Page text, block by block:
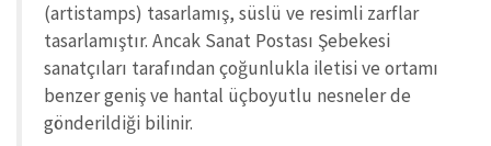
(artistamps) tasarlamış, süslü ve resimli zarflar
tasarlamıştır. Ancak Sanat Postası Şebekesi
sanatçıları tarafından çoğunlukla iletisi ve ortamı
benzer geniş ve hantal üçboyutlu nesneler de
gönderildiği bilinir.